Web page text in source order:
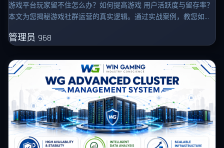
游戏平台玩家留不住怎么办？如何提高游戏 用户活跃度与留存率？
本文为您揭秘游戏社群运营的真实逻辑。通过实战案例，教您如何
板、策划俱乐部周赛活
管理员 968